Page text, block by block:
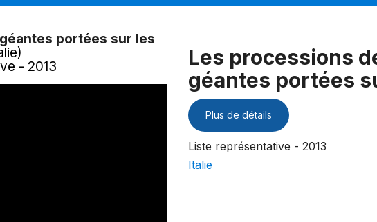
portées sur les
- 2013
Les processions
géantes portées
Plus de détails
Liste représentative - 2013
Italie